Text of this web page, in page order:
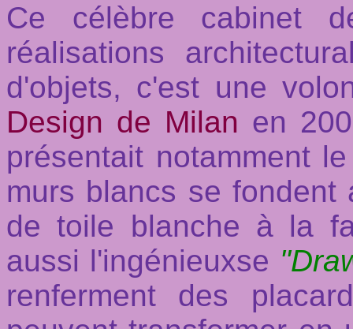
Ce célèbre cabinet
réalisations
d'objets, c'est une
Design de Milan en
présentait notamment
murs blancs se fondent
de toile blanche à la
aussi l'ingénieuxse
renferment des